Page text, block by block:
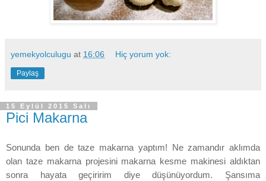
yemekyolculugu at 16:06 Hiç yorum yok:
Paylaş
15 Eylül 2015 Salı
Pici Makarna
Sonunda ben de taze makarna yaptım! Ne zamandır aklımda
olan taze makarna projesini makarna kesme makinesi aldıktan
sonra hayata geçiririm diye düşünüyordum. Şansıma